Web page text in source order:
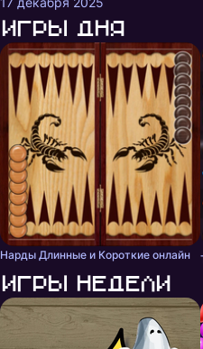
Игры дня
Нарды Длинные и Короткие онлайн
Игры недели